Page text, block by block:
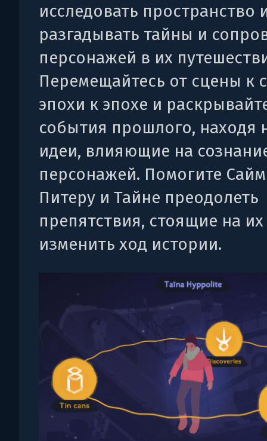
исследовать пространство
разгадывать тайны и
персонажей в их
Перемещайтесь от сцены к
эпохи к эпохе и
события прошлого, находя
идеи, влияющие на
персонажей. Помогите
Питеру и Тайне преодолеть
препятствия, стоящие на
изменить ход истории.